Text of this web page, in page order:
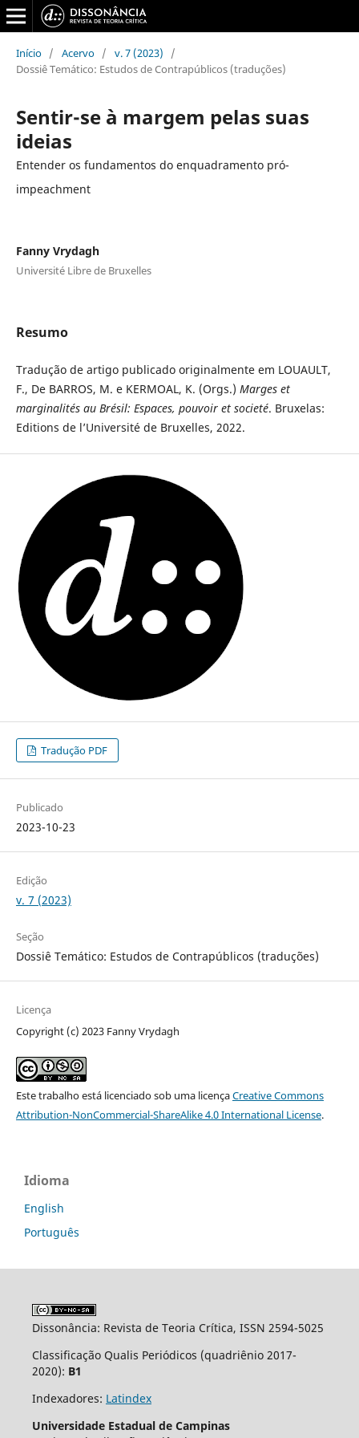
Início / Acervo / v. 7 (2023)
/
Dossiê Temático: Estudos de Contrapúblicos (traduções)
Sentir-se à margem pelas suas
ideias
Entender os fundamentos do enquadramento pró-
impeachment
Fanny Vrydagh
Université Libre de Bruxelles
Resumo
Tradução de artigo publicado originalmente em LOUAULT,
F., De BARROS, M. e KERMOAL, K. (Orgs.) Marges et
marginalités au Brésil: Espaces, pouvoir et societé. Bruxelas:
Editions de l’Université de Bruxelles, 2022.
Tradução PDF
Publicado
2023-10-23
Edição
v. 7 (2023)
Seção
Dossiê Temático: Estudos de Contrapúblicos (traduções)
Licença
Copyright (c) 2023 Fanny Vrydagh
Este trabalho está licenciado sob uma licençaCreative Commons
Attribution-NonCommercial-ShareAlike 4.0 International License.
Idioma
English
Português
Dissonância: Revista de Teoria Crítica, ISSN 2594-5025
Classificação Qualis Periódicos (quadriênio 2017-
2020): B1
Indexadores: Latindex
Universidade Estadual de Campinas